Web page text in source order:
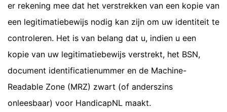
er rekening mee dat het verstrekken van een kopie van
een legitimatiebewijs nodig kan zijn om uw identiteit te
controleren. Het is van belang dat u, indien u een
kopie van uw legitimatiebewijs verstrekt, het BSN,
document identificatienummer en de Machine-
Readable Zone (MRZ) zwart (of anderszins
onleesbaar) voor HandicapNL maakt.